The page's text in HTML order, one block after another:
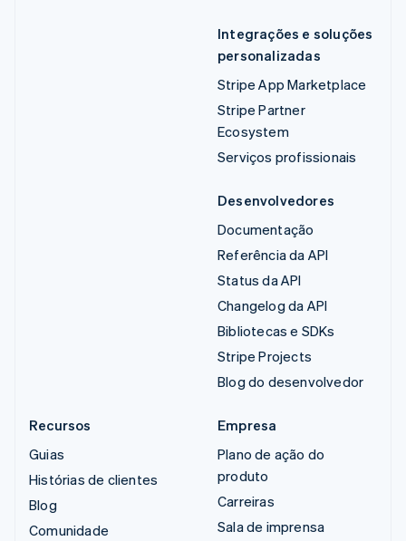
Integrações e soluções
personalizadas
Stripe App Marketplace
Stripe Partner
Ecosystem
Serviços profissionais
Desenvolvedores
Documentação
Referência da API
Status da API
Changelog da API
Bibliotecas e SDKs
Stripe Projects
Blog do desenvolvedor
Recursos
Guias
Histórias de clientes
Blog
Comunidade
Empresa
Plano de ação do
produto
Carreiras
Sala de imprensa